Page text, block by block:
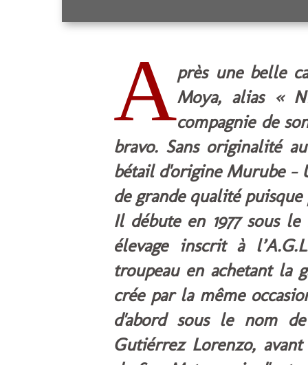
Après une belle
Moya, alias «
compagnie de
bravo. Sans originalité
bétail d'origine Murube -
de grande qualité
Il débute en 1977 sous
élevage inscrit à
troupeau en achetant la
crée par la même
d'abord sous le nom
Gutiérrez Lorenzo,